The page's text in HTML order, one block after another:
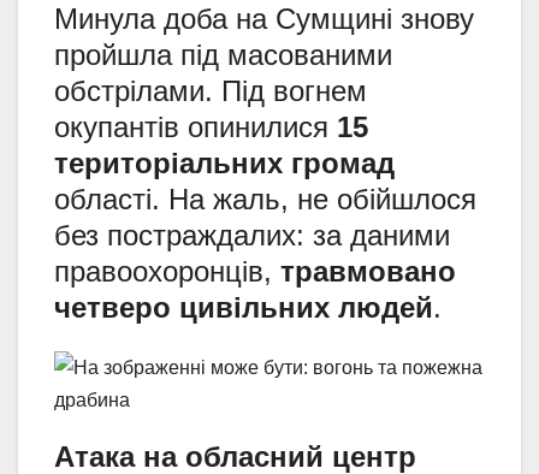
Минула доба на Сумщині знову
пройшла під масованими
обстрілами. Під вогнем
окупантів опинилися 15
територіальних громад
області. На жаль, не обійшлося
без постраждалих: за даними
правоохоронців, травмовано
четверо цивільних людей.
Атака на обласний центр